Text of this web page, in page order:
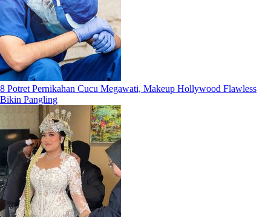
8 Potret Pernikahan Cucu Megawati, Makeup Hollywood Flawless
Bikin Pangling